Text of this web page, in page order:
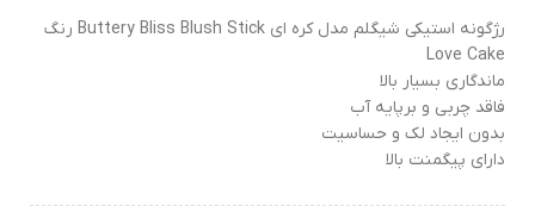
رژگونه استیکی شیگلم مدل کره ای Buttery Bliss Blush Stick رنگ
Love Cake
ماندگاری بسیار بالا
فاقد چربی و برپایه آب
بدون ایجاد لک و حساسیت
دارای پیگمنت بالا